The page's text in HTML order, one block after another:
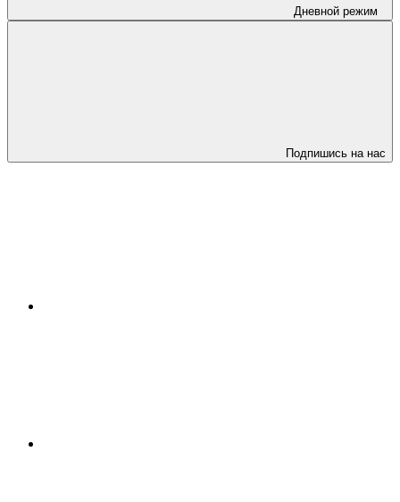
Дневной режим
Подпишись на нас